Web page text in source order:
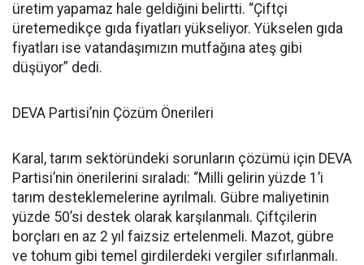
üretim yapamaz hale geldiğini belirtti. “Çiftçi
üretemedikçe gıda fiyatları yükseliyor. Yükselen gıda
fiyatları ise vatandaşımızın mutfağına ateş gibi
düşüyor” dedi.
DEVA Partisi’nin Çözüm Önerileri
Karal, tarım sektöründeki sorunların çözümü için DEVA
Partisi’nin önerilerini sıraladı: “Milli gelirin yüzde 1’i
tarım desteklemelerine ayrılmalı. Gübre maliyetinin
yüzde 50’si destek olarak karşılanmalı. Çiftçilerin
borçları en az 2 yıl faizsiz ertelenmeli. Mazot, gübre
ve tohum gibi temel girdilerdeki vergiler sıfırlanmalı.